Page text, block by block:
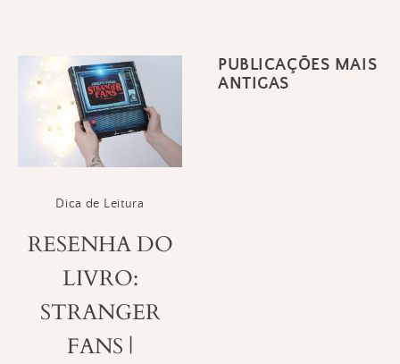
Dica de Leitura
RESENHA DO
LIVRO:
STRANGER
FANS |
Navegação
PUBLICAÇÕES MAIS
ANTIGAS